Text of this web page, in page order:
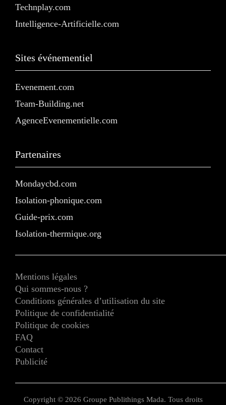
Technplay.com
Intelligence-Artificielle.com
Sites événementiel
Evenement.com
Team-Building.net
AgenceEvenementielle.com
Partenaires
Mondaycbd.com
Isolation-phonique.com
Guide-prix.com
Isolation-thermique.org
Mentions légales
Qui sommes-nous ?
Conditions générales d’utilisation du site
Politique de confidentialité
Politique de cookies
FAQ
Contact
Publicité
Copyright © 2026 Groupe Publithings Mada. Tous droits